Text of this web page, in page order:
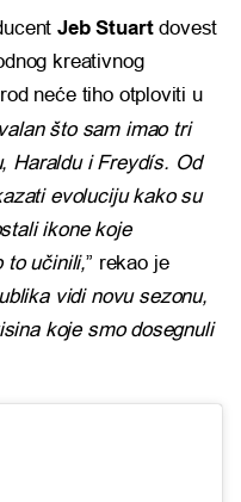
Jeb Stuartdovest
kreativnog
neće tiho otploviti u
što sam imao tri
Haraldu i Freydís. Od
evoluciju kako su
ikone koje
to učinili,” rekao je
vidi novu sezonu,
koje smo dosegnuli